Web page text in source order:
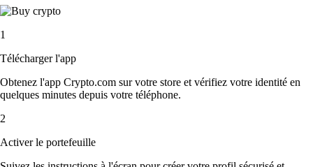
1
Télécharger l'app
Obtenez l'app Crypto.com sur votre store et vérifiez votre identité en
quelques minutes depuis votre téléphone.
2
Activer le portefeuille